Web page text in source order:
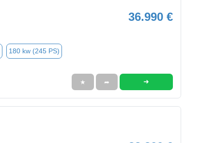
36.990 €
180 kw (245 PS)
★ ➦ ➜